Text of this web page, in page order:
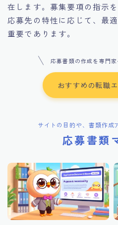
在します。募集要項の指示
応募先の特性に応じて、最
重要であります。
応募書類の作成を専門
おすすめの転職
サイトの目的や、書類作成
応募書類